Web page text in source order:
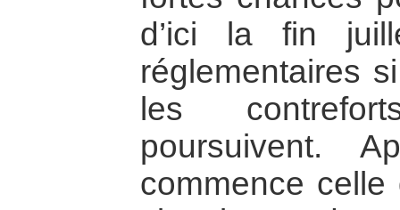
d’ici la fin
réglementaires
les
poursuivent.
commence